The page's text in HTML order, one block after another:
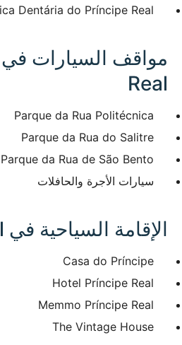
Dentária do Príncipe Real
Real
Parque da Rua Politécnica
Parque da Rua do Salitre
Parque da Rua de São Bento
سيارات الأجرة والحافلات
الإقامة السياحية في Príncipe Real
Casa do Príncipe
Hotel Príncipe Real
Memmo Príncipe Real
The Vintage House